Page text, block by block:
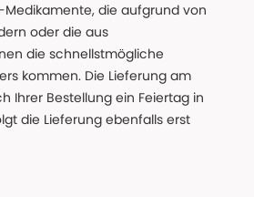
die aufgrund von
oder die aus
die schnellstmögliche
kommen. Die Lieferung am
Ihrer Bestellung ein Feiertag in
die Lieferung ebenfalls erst